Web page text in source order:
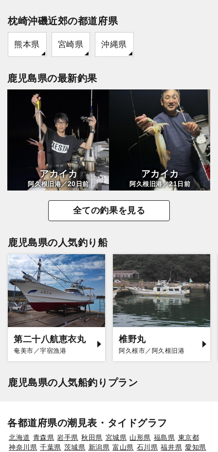
枕崎沖磯近郊の都道府県
熊本県 宮崎県 沖縄県
鹿児島県の最新釣果
アカイカ
阿久根旧港／20日前
アカイカ
阿久根旧港／21 日前
全ての釣果を見る
鹿児島県の人気釣り船
第二十八航恵衣丸
奄美市／宇宿漁港
椎野丸
阿久根市／阿久根旧港
鹿児島県の人気船釣りプラン
各都道府県の潮見表・タイドグラフ
北海道 青森県 岩手県 秋田県 宮城県 山形県 福島県 東京都
神奈川県 千葉県 茨城県 新潟県 富山県 石川県 福井県 愛知県